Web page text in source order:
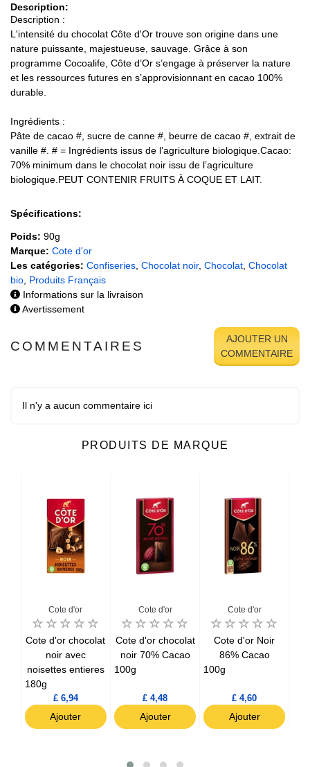
Description:
Description :
L'intensité du chocolat Côte d'Or trouve son origine dans une
nature puissante, majestueuse, sauvage. Grâce à son
programme Cocoalife, Côte d’Or s’engage à préserver la nature
et les ressources futures en s’approvisionnant en cacao 100%
durable.
Ingrédients :
Pâte de cacao #, sucre de canne #, beurre de cacao #, extrait de
vanille #. # = Ingrédients issus de l’agriculture biologique.Cacao:
70% minimum dans le chocolat noir issu de l’agriculture
biologique.PEUT CONTENIR FRUITS À COQUE ET LAIT.
Spécifications:
Poids: 90g
Marque: Cote d'or
Les catégories: Confiseries Chocolat noir, Chocolat Chocolat
bio Produits Français
Informations sur la livraison
Avertissement
COMMENTAIRES
AJOUTER UN
COMMENTAIRE
Il n'y a aucun commentaire ici
PRODUITS DE MARQUE
Cote d'or
Cote d'or chocolat
noir avec
noisettes entieres
180g
£ 6,94
Ajouter
Cote d'or
Cote d'or chocolat
noir 70% Cacao
100g
£ 4,48
Ajouter
Cote d'or
Cote d'or Noir
86% Cacao
100g
£ 4,60
Ajouter